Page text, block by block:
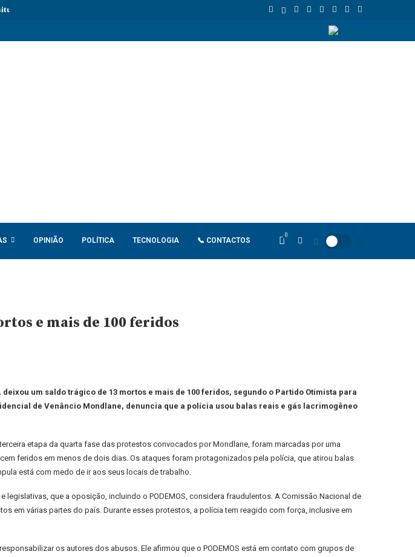
irregular desde janeiro Standard Bank Angola reforça financiamento sustentável e aposta no
OPINIÃO POLÍTICA TECNOLOGIA 📞 CONTACTOS
0
e mais de 100 feridos
um saldo trágico de 13 mortos e mais de 100 feridos, segundo o Partido Otimista para
de Venâncio Mondlane, denuncia que a polícia usou balas reais e gás lacrimogêneo
etapa da quarta fase das protestos convocados por Mondlane, foram marcadas por uma
feridos em menos de dois dias. Os ataques foram protagonizados pela polícia, que atirou balas
está com medo de ir aos seus locais de trabalho.
que a oposição, incluindo o PODEMOS, considera fraudulentos. A Comissão Nacional de
em várias partes do país. Durante esses protestos, a polícia tem reagido com força, inclusive em
os autores dos abusos. Ele afirmou que o PODEMOS está em contato com grupos de